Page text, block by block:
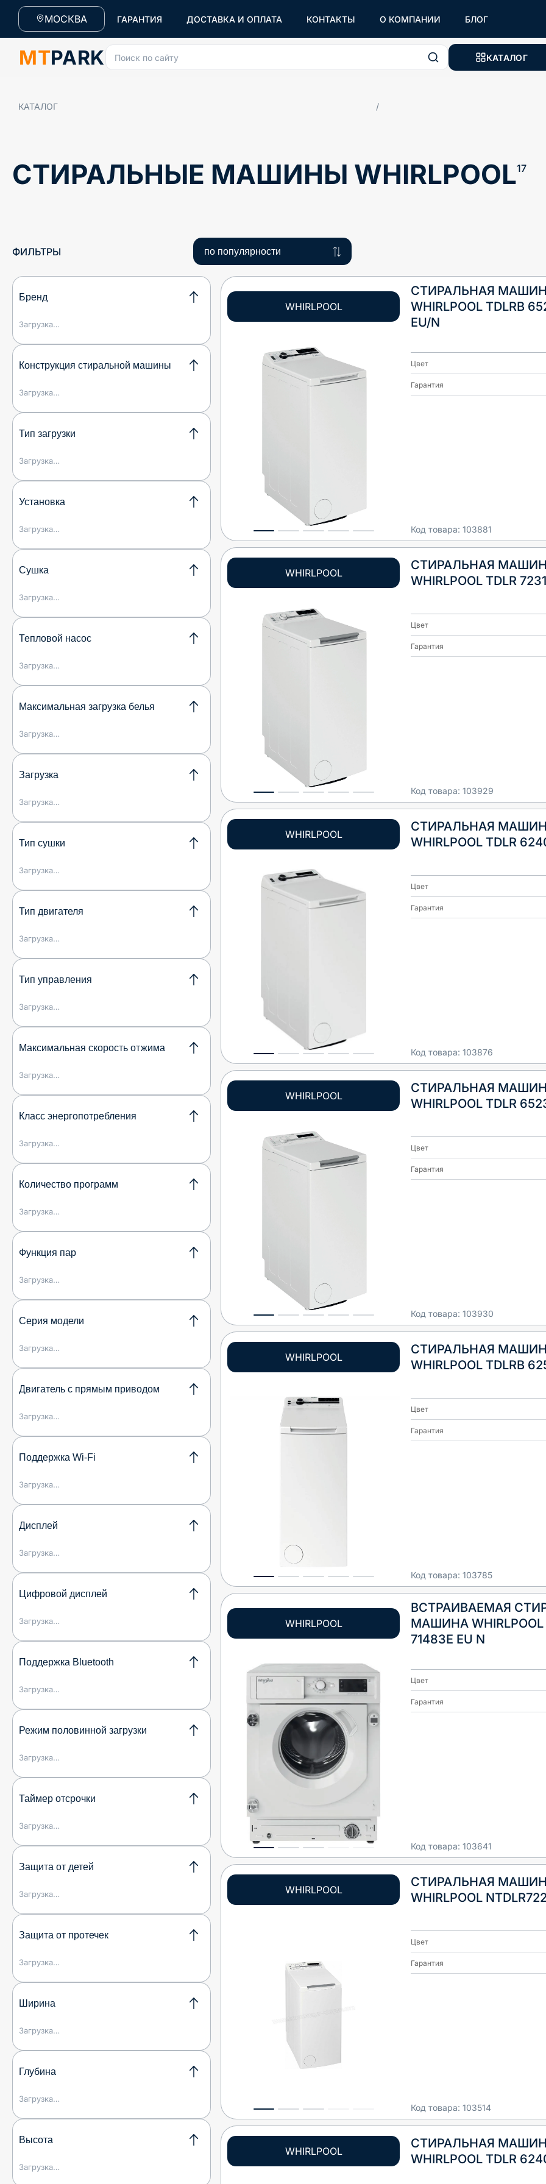
МОСКВА ГАРАНТИЯ ДОСТАВКА И ОПЛАТА КОНТАКТЫ О КОМПАНИИ БЛОГ
MTPARK Поиск по сайту КАТАЛОГ
КАТАЛОГ /
СТИРАЛЬНЫЕ МАШИНЫ WHIRLPOOL17
ФИЛЬТРЫ
Бренд
Загрузка…
Конструкция стиральной машины
Загрузка…
Тип загрузки
Загрузка…
Установка
Загрузка…
Сушка
Загрузка…
Тепловой насос
Загрузка…
Максимальная загрузка белья
Загрузка…
Загрузка
Загрузка…
Тип сушки
Загрузка…
Тип двигателя
Загрузка…
Тип управления
Загрузка…
Максимальная скорость отжима
Загрузка…
Класс энергопотребления
Загрузка…
Количество программ
Загрузка…
Функция пар
Загрузка…
Серия модели
Загрузка…
Двигатель с прямым приводом
Загрузка…
Поддержка Wi-Fi
Загрузка…
Дисплей
Загрузка…
Цифровой дисплей
Загрузка…
Поддержка Bluetooth
Загрузка…
Режим половинной загрузки
Загрузка…
Таймер отсрочки
Загрузка…
Защита от детей
Загрузка…
Защита от протечек
Загрузка…
Ширина
Загрузка…
Глубина
Загрузка…
Высота
Загрузка…
WHIRLPOOL
СТИРАЛЬНАЯ
WHIRLPOOL TDLRB
EU/N
Цвет
Гарантия
Код товара:103881
WHIRLPOOL
СТИРАЛЬНАЯ
WHIRLPOOL TDLR
Цвет
Гарантия
Код товара:103929
WHIRLPOOL
СТИРАЛЬНАЯ
WHIRLPOOL TDLR
Цвет
Гарантия
Код товара:103876
WHIRLPOOL
СТИРАЛЬНАЯ
WHIRLPOOL TDLR
Цвет
Гарантия
Код товара:103930
WHIRLPOOL
СТИРАЛЬНАЯ
WHIRLPOOL TDLRB
Цвет
Гарантия
Код товара:103785
WHIRLPOOL
ВСТРАИВАЕМАЯ
МАШИНА WHIRLPOOL
71483E EU N
Цвет
Гарантия
Код товара:103641
WHIRLPOOL
СТИРАЛЬНАЯ
WHIRLPOOL
Цвет
Гарантия
Код товара:103514
WHIRLPOOL
СТИРАЛЬНАЯ
WHIRLPOOL TDLR